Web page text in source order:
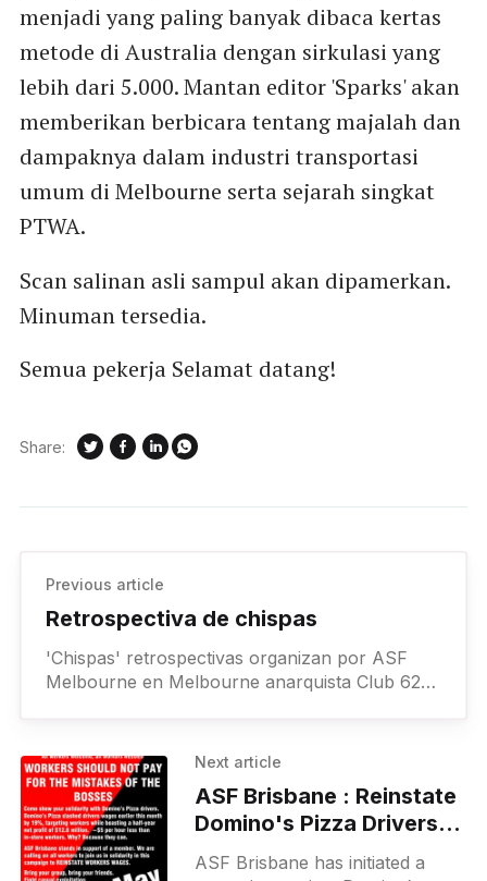
menjadi yang paling banyak dibaca kertas
metode di Australia dengan sirkulasi yang
lebih dari 5.000. Mantan editor 'Sparks' akan
memberikan berbicara tentang majalah dan
dampaknya dalam industri transportasi
umum di Melbourne serta sejarah singkat
PTWA.
Scan salinan asli sampul akan dipamerkan.
Minuman tersedia.
Semua pekerja Selamat datang!
Share:
Previous article
Retrospectiva de chispas
'Chispas' retrospectivas organizan por ASF
Melbourne en Melbourne anarquista Club 62
Next article
ASF Brisbane : Reinstate
Domino's Pizza Drivers
Wages
ASF Brisbane has initiated a